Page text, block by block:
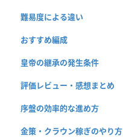
難易度による違い
おすすめ編成
皇帝の継承の発生条件
評価レビュー・感想まとめ
序盤の効率的な進め方
金策・クラウン稼ぎのやり方